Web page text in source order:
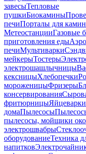
завесыТепловые
пушкиБиокамины
печиПорталы для
МетеостанцииГазовые
приготовления еды
печиМультиварки
мейкерыТостеры
электрошашлычницы
кексницыХлебопечки
мороженицыФризеры
консервирования
фритюрницыЯйцеварки
домаПылесосы
пылесосы, мойщики
электрошвабры
оборудованиеТехника
напитков